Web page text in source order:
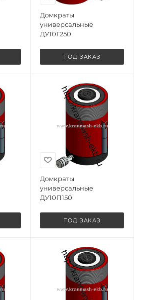
Домкраты
универсальные
ДУ10Г250
ПОД ЗАКАЗ
Домкраты
универсальные
ДУ10П150
ПОД ЗАКАЗ